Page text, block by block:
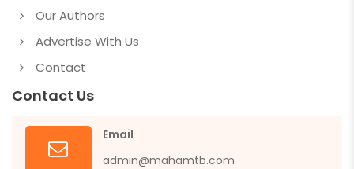
Our Authors
Advertise With Us
Contact
Contact Us
Email
admin@mahamtb.com